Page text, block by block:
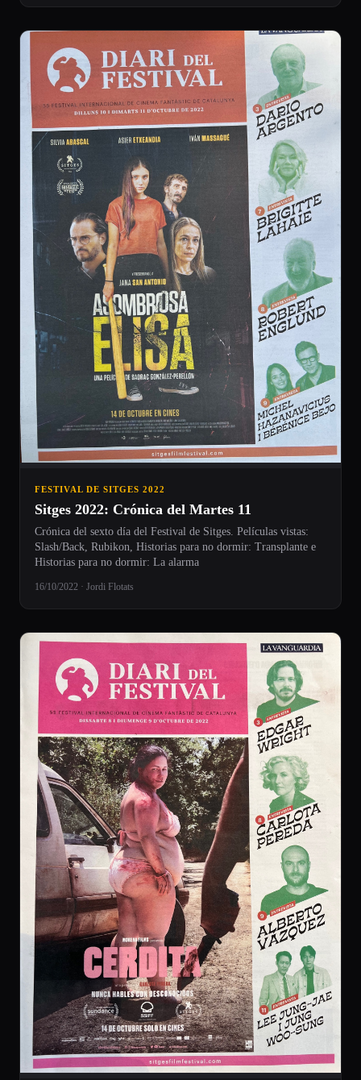
FESTIVAL DE SITGES 2022
Sitges 2022: Crónica del Martes 11
Crónica del sexto día del Festival de Sitges. Películas vistas:
Slash/Back, Rubikon, Historias para no dormir: Transplante e
Historias para no dormir: La alarma
16/10/2022 · Jordi Flotats